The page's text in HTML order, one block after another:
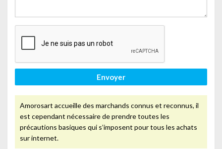
Envoyer
Amorosart accueille des marchands connus et reconnus, il
est cependant nécessaire de prendre toutes les
précautions basiques qui s’imposent pour tous les achats
sur internet.